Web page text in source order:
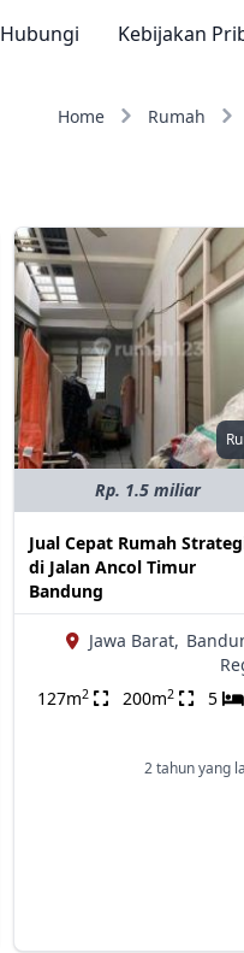
Hubungi Kebijakan
Home Rumah
Rp. 1.5 miliar
Jual Cepat Rumah
di Jalan Ancol Timur
Bandung
Jawa Barat,
127m2 200m2 5
2 tahun yang